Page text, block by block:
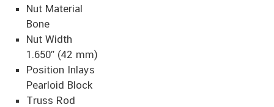
Nut Material
Bone
Nut Width
1.650″ (42 mm)
Position Inlays
Pearloid Block
Truss Rod